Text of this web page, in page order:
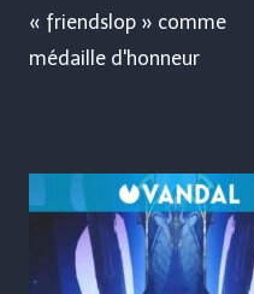
« friendslop » comme
médaille d'honneur